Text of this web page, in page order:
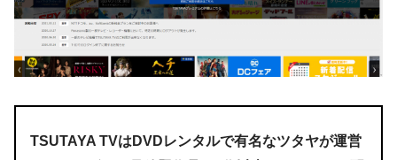
TSUTAYA TVはDVDレンタルで有名なツタヤが運営